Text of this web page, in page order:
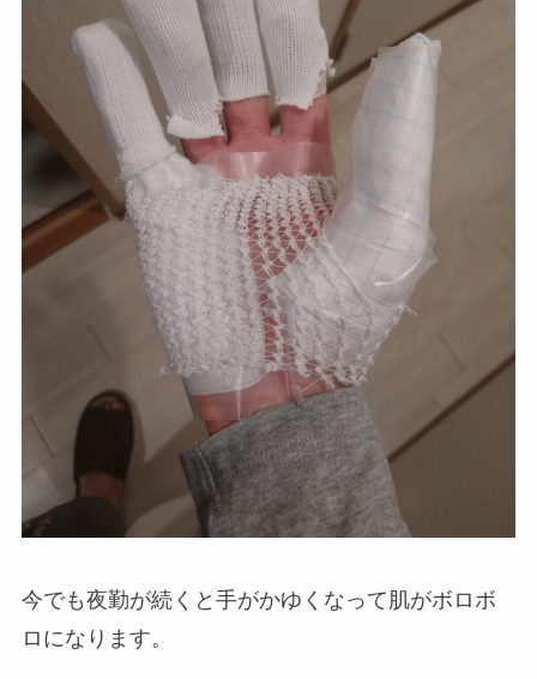
今でも夜勤が続くと手がかゆくなって肌がボロボ
ロになります。